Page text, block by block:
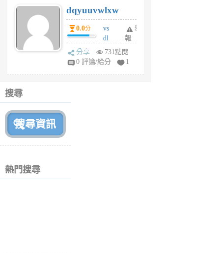
6
個
月
前
dqyuuvwlxw
0.0分
vs
dl
sq
fy
舉
報
分享
731點閱
0 評論/給分
1
搜尋
熱門搜尋